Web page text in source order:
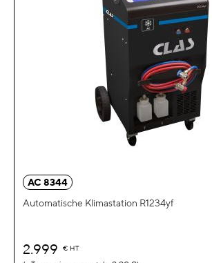
AC 8344
Automatische Klimastation R1234yf
2.999 € HT